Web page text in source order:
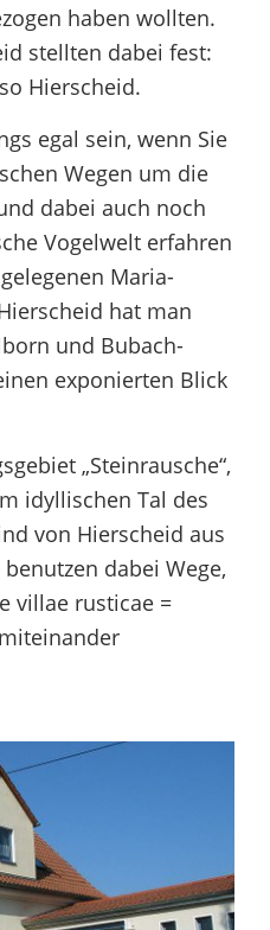
haben wollten.
stellten dabei fest:
Hierscheid.
egal sein, wenn Sie
Wegen um die
dabei auch noch
Vogelwelt erfahren
Maria-
hat man
und Bubach-
exponierten Blick
„Steinrausche“,
idyllischen Tal des
von Hierscheid aus
dabei Wege,
villae rusticae =